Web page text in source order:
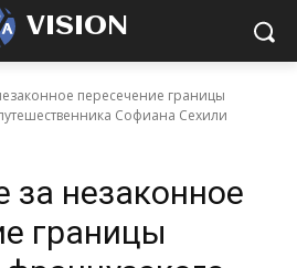
VISION
пересечение границы
Софиана Сехили
за незаконное
границы